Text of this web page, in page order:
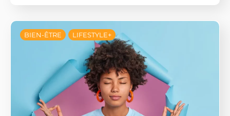
BIEN-ÊTRE LIFESTYLE+